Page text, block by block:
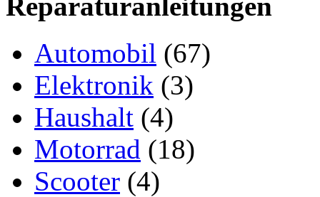
Automobil (67)
Elektronik (3)
Haushalt (4)
Motorrad (18)
Scooter (4)